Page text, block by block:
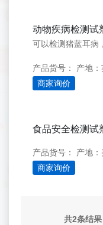
动物疾病检测试
产品货号： 产地：
商家询价
食品安全检测试
产品货号： 产地：
商家询价
共2条结果